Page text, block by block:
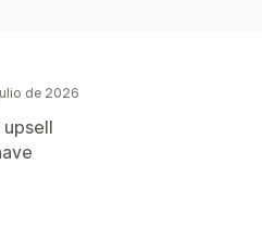
de 2026